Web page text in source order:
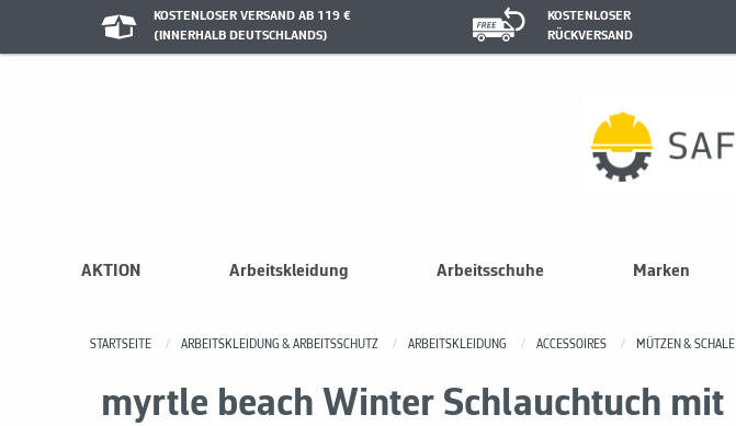
KOSTENLOSER VERSAND AB 119 €
(INNERHALB DEUTSCHLANDS)
KOSTENLOSER
RÜCKVERSAND
AKTION Arbeitskleidung Arbeitsschuhe Marken
STARTSEITE ARBEITSKLEIDUNG & ARBEITSSCHUTZ ARBEITSKLEIDUNG ACCESSOIRES MÜTZEN & SCHALE
myrtle beach Winter Schlauchtuch mit